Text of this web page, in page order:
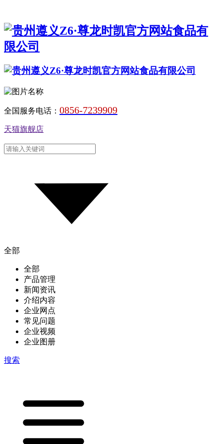
全国服务电话： 0856-7239909
天猫旗舰店
全部
全部
产品管理
新闻资讯
介绍内容
企业网点
常见问题
企业视频
企业图册
搜索